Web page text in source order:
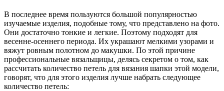
В последнее время пользуются большой популярностью
изучаемые изделия, подобные тому, что представлено на фото.
Они достаточно тонкие и легкие. Поэтому подходят для
весенне-осеннего периода. Их украшают мелкими узорами и
вяжут ровным полотном до макушки. По этой причине
профессиональные вязальщицы, делясь секретом о том, как
рассчитать количество петель для вязания шапки этой модели,
говорят, что для этого изделия лучше набрать следующее
количество петель: